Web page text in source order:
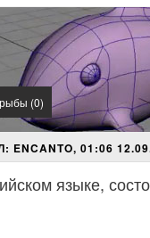
(0)
01:06
языке,